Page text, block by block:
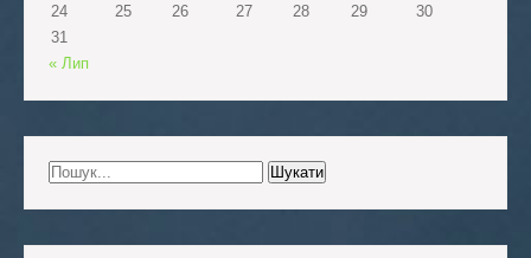
24
25 26 27 28 29
30
31
« Лип